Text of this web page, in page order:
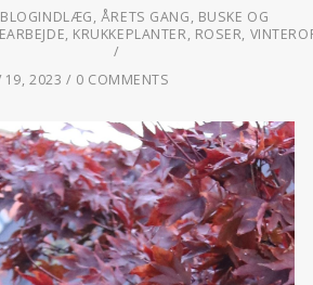
, ÅRETS GANG, BUSKE OG
, KRUKKEPLANTER, ROSER,
19, 2023 0 COMMENTS